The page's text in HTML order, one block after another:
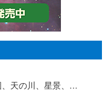
、天の川、星景、…